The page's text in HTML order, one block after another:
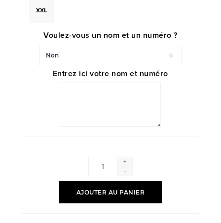
XXL
Voulez-vous un nom et un numéro ?
Entrez ici votre nom et numéro
+
-
AJOUTER AU PANIER